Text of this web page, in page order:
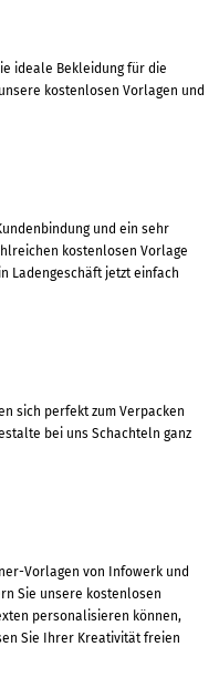
ideale Bekleidung für die
kostenlosen Vorlagen und
und ein sehr
kostenlosen Vorlage
Ladengeschäft jetzt einfach
sich perfekt zum Verpacken
bei uns Schachteln ganz
Vorlagen von Infowerk und
Sie unsere kostenlosen
personalisieren können,
Sie Ihrer Kreativität freien